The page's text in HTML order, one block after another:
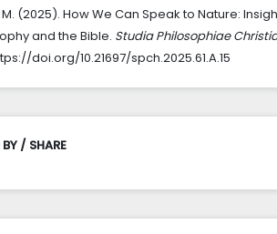
M. (2025). How We Can Speak to Nature:
and the Bible. Studia Philosophiae
doi.org/10.21697/spch.2025.61.A.15
/ SHARE